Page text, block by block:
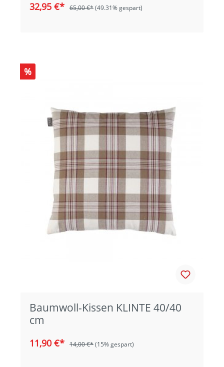
32,95 €* 65,00 €*(49.31% gespart)
%
Baumwoll-Kissen KLINTE 40/40
cm
11,90 €* 14,00 €*(15% gespart)